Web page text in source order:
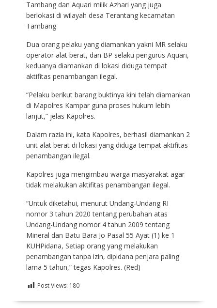
Tambang dan Aquari milik Azhari yang juga
berlokasi di wilayah desa Terantang kecamatan
Tambang
Dua orang pelaku yang diamankan yakni MR selaku
operator alat berat, dan BP selaku pengurus Aquari,
keduanya diamankan di lokasi diduga tempat
aktifitas penambangan ilegal.
“Pelaku berikut barang buktinya kini telah diamankan
di Mapolres Kampar guna proses hukum lebih
lanjut,” jelas Kapolres.
Dalam razia ini, kata Kapolres, berhasil diamankan 2
unit alat berat di lokasi yang diduga tempat aktifitas
penambangan ilegal.
Kapolres juga mengimbau warga masyarakat agar
tidak melakukan aktifitas penambangan ilegal.
“Untuk diketahui, menurut Undang-Undang RI
nomor 3 tahun 2020 tentang perubahan atas
Undang-Undang nomor 4 tahun 2009 tentang
Mineral dan Batu Bara Jo Pasal 55 Ayat (1) ke 1
KUHPidana, Setiap orang yang melakukan
penambangan tanpa izin, dipidana penjara paling
lama 5 tahun,” tegas Kapolres. (Red)
Post Views: 180